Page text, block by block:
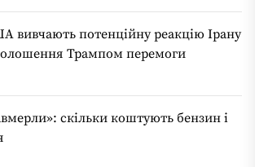
вивчають потенційну реакцію Ірану
Трампом перемоги
скільки коштують бензин і